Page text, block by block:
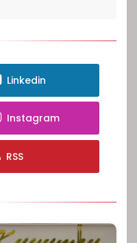
Linkedin
Instagram
RSS